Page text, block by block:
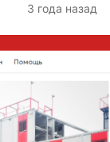
3 года назад